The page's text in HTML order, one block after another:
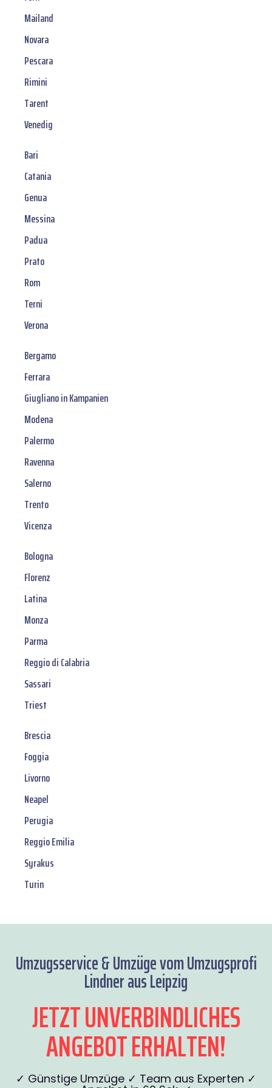
Mailand
Novara
Pescara
Rimini
Tarent
Venedig
Bari
Catania
Genua
Messina
Padua
Prato
Rom
Terni
Verona
Bergamo
Ferrara
Giugliano in Kampanien
Modena
Palermo
Ravenna
Salerno
Trento
Vicenza
Bologna
Florenz
Latina
Monza
Parma
Reggio di Calabria
Sassari
Triest
Brescia
Foggia
Livorno
Neapel
Perugia
Reggio Emilia
Syrakus
Turin
Umzugsservice & Umzüge vom Umzugsprofi
Lindner aus Leipzig
JETZT UNVERBINDLICHES
ANGEBOT ERHALTEN!
✓ Günstige Umzüge ✓ Team aus Experten ✓